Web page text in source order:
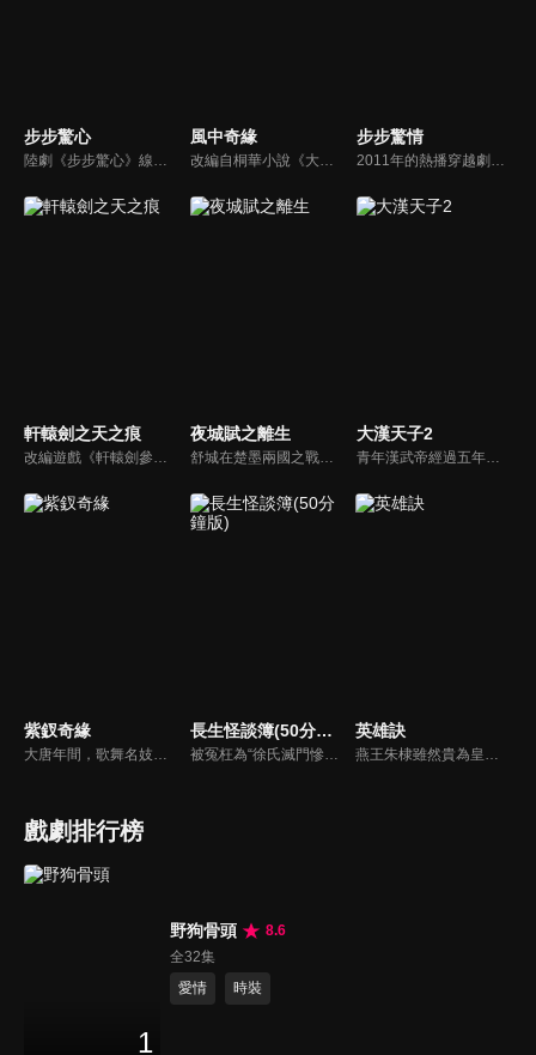
步步驚心
陸劇《步步驚心》線上看。張曉（劉詩詩）是一位熟知清代歷史的現代社會白領，她卻一腳踏入穿越時空的隧道，變身為16歲的清朝宮廷少女若曦。在這風雲詭變的宮廷中，除了被捲入九子奪嫡的暗戰，自己與胤禛（吳奇隆）的感情也夾雜在宮廷鬥爭中備受煎熬…
風中奇緣
改編自桐華小說《大漠謠》。被狼群撫養長大的女孩兒莘月（劉詩詩），遇見從建安來的莫循（胡歌）和衛無忌（彭于晏）。在兩人的影響下，改名為莘月，踏上了建安。莫循溫文爾雅，莘月對他情根深種；另一方面，英姿勃發的將軍衛無忌對莘月一片癡情。莘月面對兩個痴心付出的男人心中煎熬，她會如何抉擇呢…
步步驚情
2011年的熱播穿越劇步步驚心的續作，故事主軸圍繞在穿越時光回到現代的若曦（劉詩詩）無法忘記自己在清朝那段刻骨銘心的經歷，直到遇見了身為雍正帝轉世的殷正（吳奇隆），並捲入了一場家族紛爭和商戰漩渦的故事。
軒轅劍之天之痕
改編遊戲《軒轅劍參外傳-天之痕》。宇文拓和陳靖仇皆為亡國皇子，本為死仇的兩人，在因緣際會之下成為生死之交，共同踏上尋找昆侖鏡、女媧石、神農鼎、崆峒印、伏羲琴等五神器的旅程，更一路結交好友進而得到真愛。不料在魔王的操控下，宇文拓背叛好友，失去一切...
夜城賦之離生
舒城在楚墨兩國之戰中落敗，並成為了墨國五皇女莫茴的魂器。失去自我意識的舒城跟隨姐姐莫茹回到墨國，面對失而復得的妹妹，莫茹欣喜又憂慮。為了保護親人和國家她棄醫從戎，甚至為了保護莫茴不惜被砍掉一條手臂，然而這一切都阻擋不了局勢的動盪不安...
大漢天子2
青年漢武帝經過五年執政，平息後宮勢力、抗拒外患入侵、粉碎政變陰謀，坐穩了皇帝寶座，正是開展雄才大略之時。能臣汲黯受到賞識，並引薦另一位奇才主父偃，漢武帝視其張固再世，委以重任。國力強盛使漢武帝屢屢北伐外族，只是規模巨大的戰爭使漢室逐漸捉襟見肘，諸侯勢力蠢蠢欲動。
紫釵奇緣
大唐年間，歌舞名妓霍小玉、風流俠客納蘭東、書香才子李益和巾幗紅顏盧靖瀾為首的風騷人物，彼此錯綜複雜的命運與感情糾葛。一場指腹為婚的誤會，造成浪漫卻無果的錯點鴛鴦，他們在階級差異與強權壓迫中勇於追求真愛，在宮廷權謀與世俗現實的拉扯中身不由己地被推向命運的叉路...
長生怪談簿(50分鐘版)
被冤枉為“徐氏滅門慘案”兇手的主人公在多年後深陷倖存者的複仇圈套，成功說服其共同對抗真兇，並找出真相的故事。整個故事發生在一個荒山客棧，眾人鬥智斗勇，一步步揭開每個人的秘密，還原案件本來面目。
英雄訣
燕王朱棣雖然貴為皇子，卻被派駐北方鎮守燕地。他從小就表現出驚人的毅力和膽識，是眾兄弟中最出類拔萃的一個。太子朱標意外亡故後，朱元璋立皇孫朱允炆。朱棣被削藩逼得無路可退，無奈起兵，在長達四年的靖難之役後，終於入主京師。朱棣擁有了天下，卻背上了千古罵名，也失去了心中的摯愛。
戲劇排行榜
1
野狗骨頭
8.6
全32集
愛情
時裝